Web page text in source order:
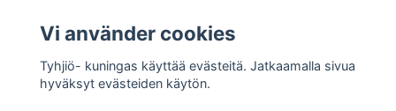
Kundtjänst
Social Media
Vi använder cookies
Tyhjiö- kuningas käyttää evästeitä. Jatkaamalla sivua
hyväksyt evästeiden käytön.